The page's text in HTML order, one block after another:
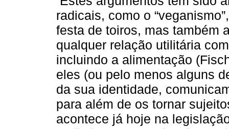
radicais, como o
festa de toiros, mas também
qualquer relação utilitária
incluindo a alimentação
eles (ou pelo menos alguns
da sua identidade,
para além de os tornar
acontece já hoje na